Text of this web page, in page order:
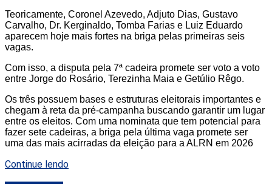
Teoricamente, Coronel Azevedo, Adjuto Dias, Gustavo
Carvalho, Dr. Kerginaldo, Tomba Farias e Luiz Eduardo
aparecem hoje mais fortes na briga pelas primeiras seis
vagas.
Com isso, a disputa pela 7ª cadeira promete ser voto a voto
entre Jorge do Rosário, Terezinha Maia e Getúlio Rêgo.
Os três possuem bases e estruturas eleitorais importantes e
chegam à reta da pré-campanha buscando garantir um lugar
entre os eleitos. Com uma nominata que tem potencial para
fazer sete cadeiras, a briga pela última vaga promete ser
uma das mais acirradas da eleição para a ALRN em 2026
Continue lendo